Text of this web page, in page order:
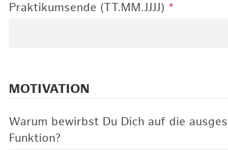
Praktikumsende (TT.MM.JJJJ) *
MOTIVATION
Warum bewirbst Du Dich auf die
Funktion?